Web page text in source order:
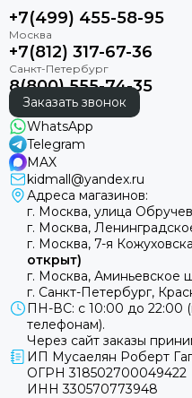
+7(499) 455-58-95
+7(812) 317-67-36
8(800) 555-74-35
Заказать звонок
WhatsApp
Telegram
MAX
kidmall@yandex.ru
Адреса магазинов:
г. Москва, улица
г. Москва,
г. Москва, 7-я
открыт)
г. Москва, Аминьевское
г. Санкт-Петербург,
ПН-ВС: с 10:00 до 22:00
телефонам).
Через сайт заказы
ИП Мусаелян Роберт
ОГРН 318502700049422
ИНН 330570773948